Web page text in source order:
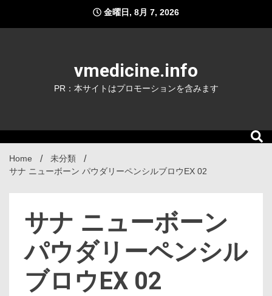
content
金曜日, 8月 7, 2026
vmedicine.info
PR：本サイトはプロモーションを含みます
Home
未分類
サナ ニューボーン パウダリーペンシルブロウEX 02
サナ ニューボーン
パウダリーペンシル
ブロウEX 02